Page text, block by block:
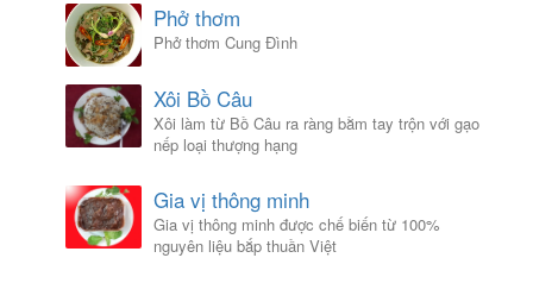
Phở thơm
Phở thơm Cung Đình
Xôi Bồ Câu
Xôi làm từ Bồ Câu ra ràng bằm tay trộn với gạo
nếp loại thượng hạng
Gia vị thông minh
Gia vị thông minh được chế biến từ 100%
nguyên liệu bắp thuần Việt